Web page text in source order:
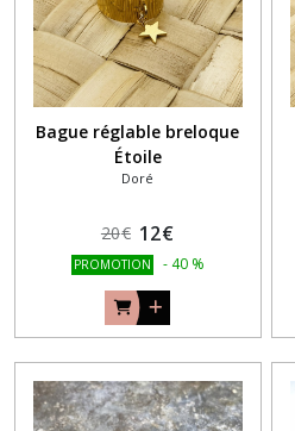
Bague réglable breloque
Étoile
Doré
20€ 12€
PROMOTION - 40 %